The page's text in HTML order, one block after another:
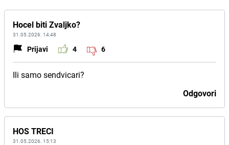
Hocel biti Zvaljko?
31.05.2026. 14:48
Prijavi 4 6
Ili samo sendvicari?
Odgovori
HOS TRECI
31.05.2026. 15:13